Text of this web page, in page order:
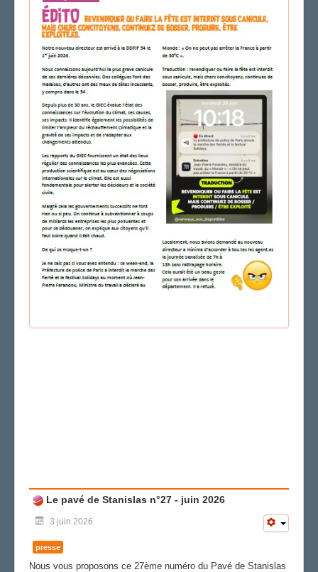
Le pavé de Stanislas n°27 - juin 2026
3 juin 2026
presse
Nous vous proposons ce 27ème numéro du Pavé de Stanislas